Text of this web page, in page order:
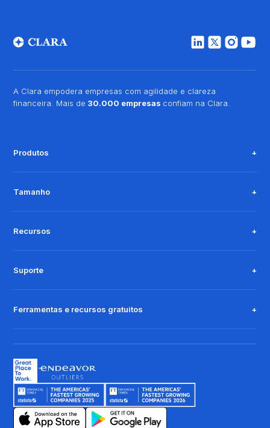
A Clara empodera empresas com agilidade e clareza
financeira. Mais de 30.000 empresas confiam na Clara.
Produtos
Tamanho
Recursos
Suporte
Ferramentas e recursos gratuitos